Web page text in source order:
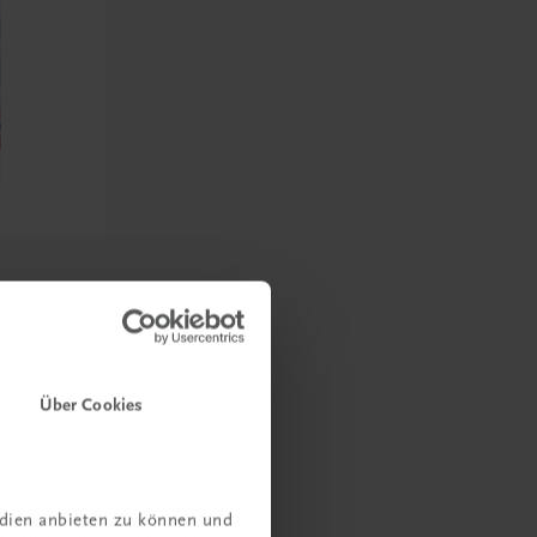
Über Cookies
anbieten zu können und